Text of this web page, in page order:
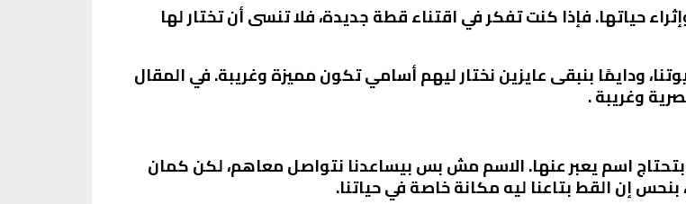
حياتها. فإذا كنت تفكر في اقتناء قطة جديدة، فلا تنسى أن تختار لها
ودايمًا بنبقى عايزين نختار ليهم أسامي تكون مميزة وغريبة. في المقال
اسم يعبر عنها. الاسم مش بس بيساعدنا نتواصل معاهم، لكن كمان
بنحس إن القط بتاعنا ليه مكانة خاصة في حياتنا.